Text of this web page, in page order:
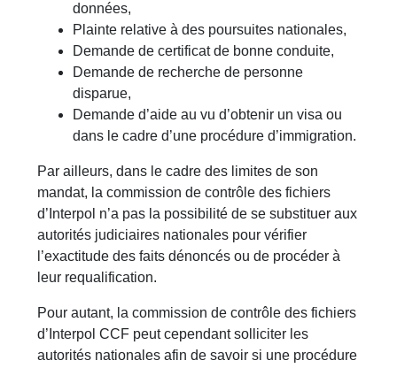
données,
Plainte relative à des poursuites nationales,
Demande de certificat de bonne conduite,
Demande de recherche de personne
disparue,
Demande d’aide au vu d’obtenir un visa ou
dans le cadre d’une procédure d’immigration.
Par ailleurs, dans le cadre des limites de son
mandat, la commission de contrôle des fichiers
d’Interpol n’a pas la possibilité de se substituer aux
autorités judiciaires nationales pour vérifier
l’exactitude des faits dénoncés ou de procéder à
leur requalification.
Pour autant, la commission de contrôle des fichiers
d’Interpol CCF peut cependant solliciter les
autorités nationales afin de savoir si une procédure